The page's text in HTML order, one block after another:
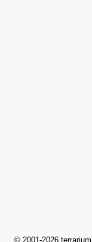
© 2001-2026